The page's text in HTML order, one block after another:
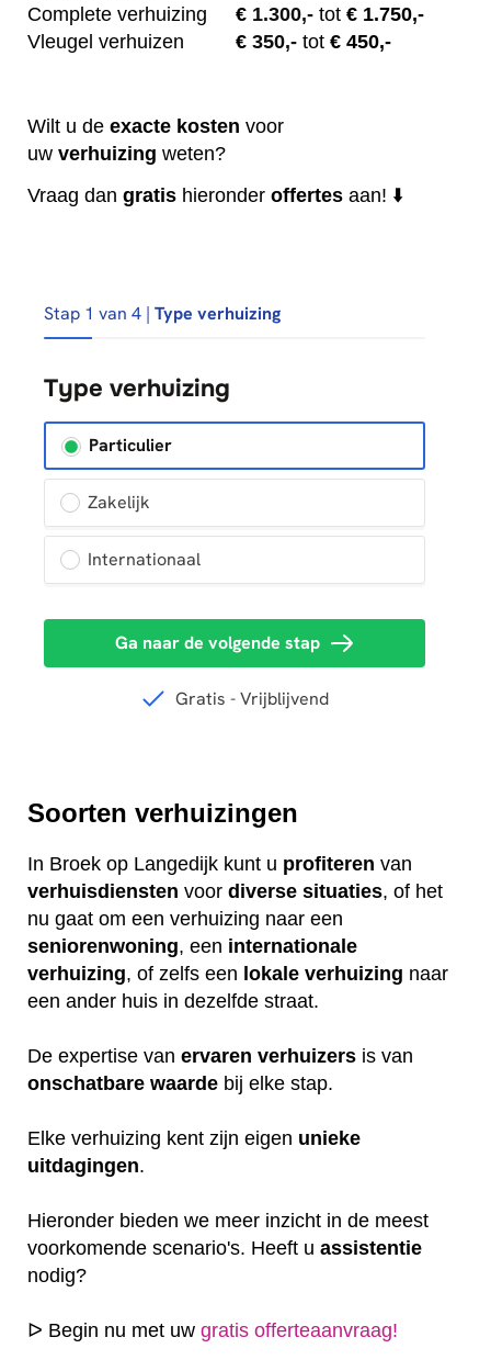
Complete verhuizing
€ 1.300,- tot € 1.750,-
Vleugel verhuizen
€ 350,- tot € 450,-
Wilt u de exacte kosten voor
uw verhuizing weten?
Vraag dan gratis hieronder offertes aan! ⬇️
Soorten verhuizingen
In Broek op Langedijk kunt u profiteren van
verhuisdiensten voor diverse situaties, of het
nu gaat om een verhuizing naar een
seniorenwoning, een internationale
verhuizing, of zelfs een lokale verhuizing naar
een ander huis in dezelfde straat.
De expertise van ervaren verhuizers is van
onschatbare waarde bij elke stap.
Elke verhuizing kent zijn eigen unieke
uitdagingen.
Hieronder bieden we meer inzicht in de meest
voorkomende scenario's. Heeft u assistentie
nodig?
ᐅ Begin nu met uw gratis offerteaanvraag!